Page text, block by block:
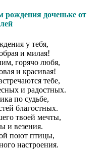
рождения доченьке от
у тебя,
и милая!
горячо любя,
и красивая!
тебе,
и радостных.
по судьбе,
благостных.
твоей мечты,
и везения.
поют птицы,
настроения.